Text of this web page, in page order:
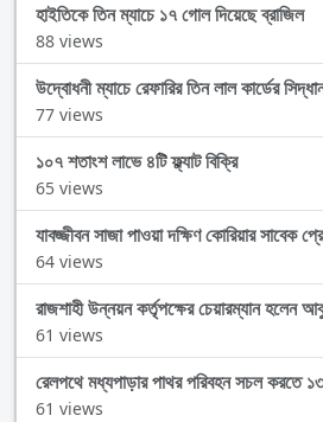
হাইতিকে তিন ম্যাচে ১৭ গোল দিয়েছে ব্রাজিল
88 views
উদ্বোধনী ম্যাচে রেফারির তিন লাল কার্ডের
77 views
১০৭ শতাংশ লাভে ৪টি ফ্ল্যাট বিক্রি
65 views
যাবজ্জীবন সাজা পাওয়া দক্ষিণ কোরিয়ার সাবেক
64 views
রাজশাহী উন্নয়ন কর্তৃপক্ষের চেয়ারম্যান হলেন
61 views
রেলপথে মধ্যপাড়ার পাথর পরিবহন সচল করতে
61 views